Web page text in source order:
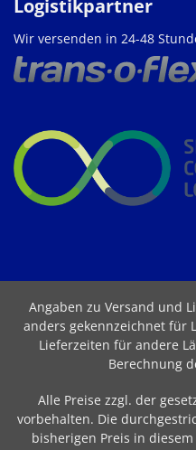
Logistikpartner
Wir versenden in 24-48
Angaben zu Versand und
anders gekennzeichnet für
Lieferzeiten für andere
Berechnung
Alle Preise zzgl. der
vorbehalten. Die
bisherigen Preis in